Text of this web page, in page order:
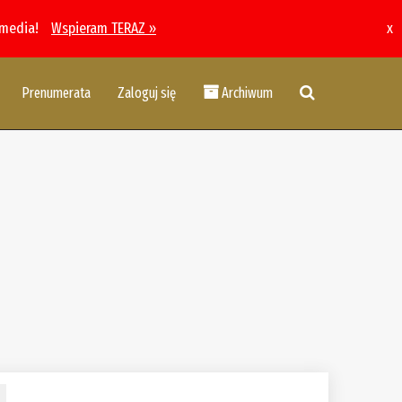
Wspieram TERAZ » x
Prenumerata Zaloguj się Archiwum